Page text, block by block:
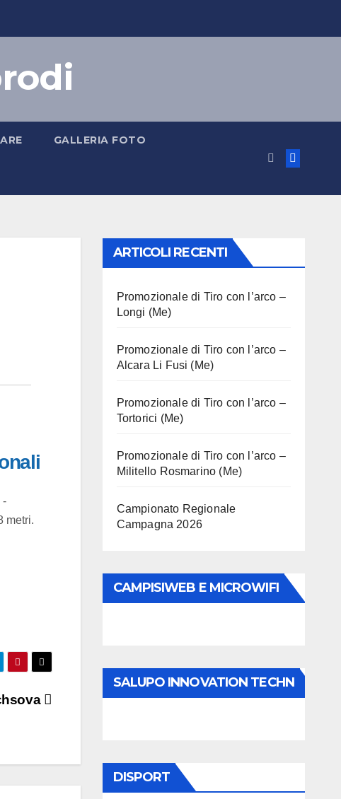
GALLERIA FOTO
-
metri.
ARTICOLI RECENTI
Promozionale di Tiro con l’arco –
Longi (Me)
Promozionale di Tiro con l’arco –
Alcara Li Fusi (Me)
Promozionale di Tiro con l’arco –
Tortorici (Me)
Promozionale di Tiro con l’arco –
Militello Rosmarino (Me)
Campionato Regionale
Campagna 2026
CAMPISIWEB E MICROWIFI
SALUPO INNOVATION TECHN
DISPORT